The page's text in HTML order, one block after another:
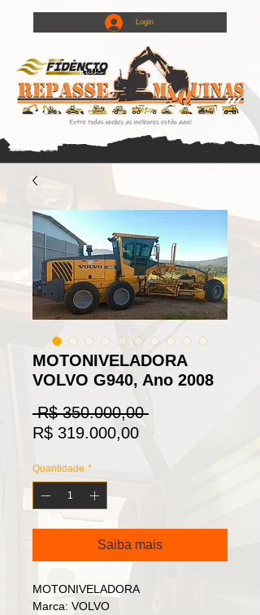
Login
MOTONIVELADORA
VOLVO G940, Ano 2008
R$ 350.000,00 Preço
R$ 319.000,00Preço
Quantidade *
Saiba mais
MOTONIVELADORA
Marca: VOLVO